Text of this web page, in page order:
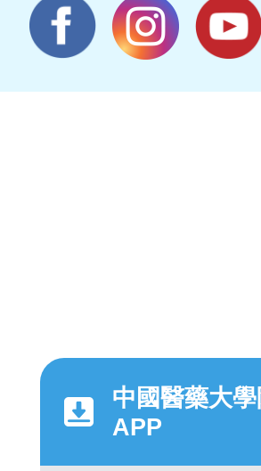
中國醫藥大
APP